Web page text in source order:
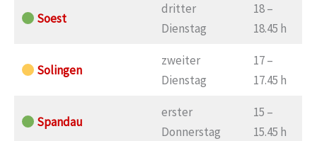
Soest
dritter
Dienstag
18 –
18.45 h
Solingen
zweiter
Dienstag
17 –
17.45 h
Spandau
erster
Donnerstag
15 –
15.45 h